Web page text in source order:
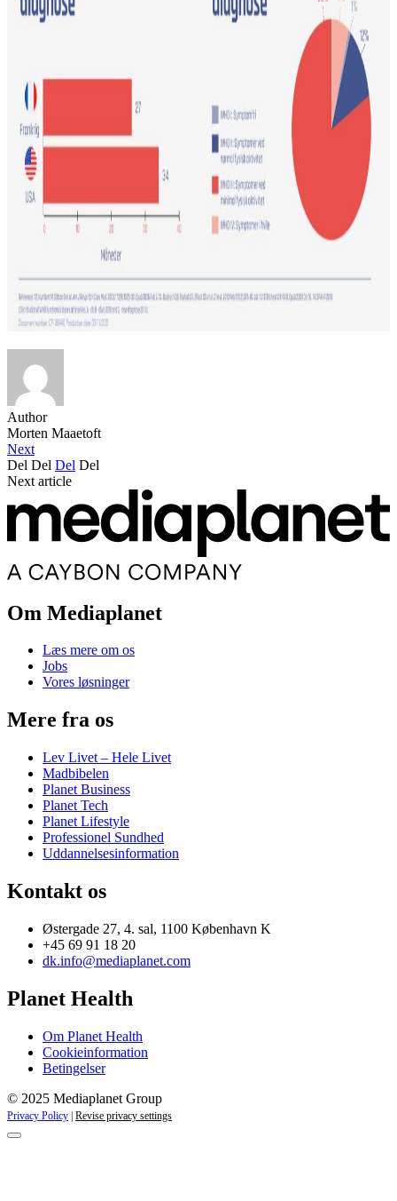
Author
Morten Maaetoft
Next
Del Del Del Del
Next article
Om Mediaplanet
Læs mere om os
Jobs
Vores løsninger
Mere fra os
Lev Livet – Hele Livet
Madbibelen
Planet Business
Planet Tech
Planet Lifestyle
Professionel Sundhed
Uddannelsesinformation
Kontakt os
Østergade 27, 4. sal, 1100 København K
+45 69 91 18 20
dk.info@mediaplanet.com
Planet Health
Om Planet Health
Cookieinformation
Betingelser
© 2025 Mediaplanet Group
Privacy Policy | Revise privacy settings